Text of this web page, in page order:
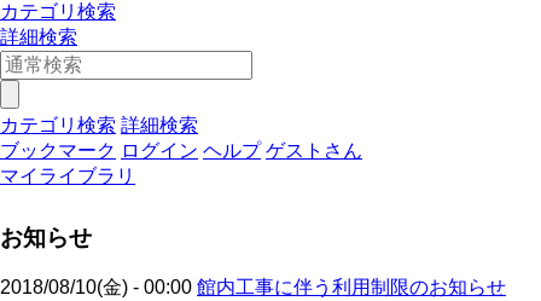
カテゴリ検索
詳細検索
カテゴリ検索 詳細検索
ブックマーク ログイン ヘルプ ゲストさん
マイライブラリ
お知らせ
2018/08/10(金) - 00:00 館内工事に伴う利用制限のお知らせ